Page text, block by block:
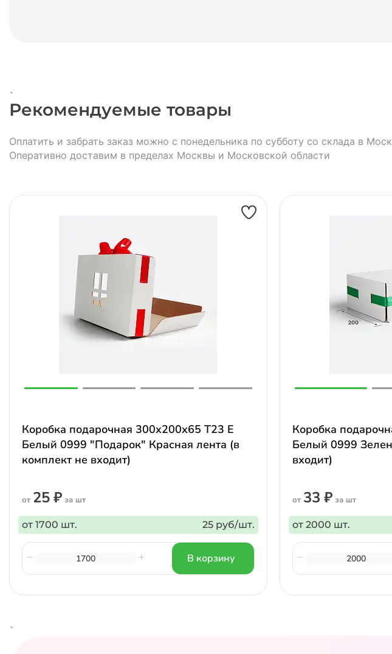
`
Рекомендуемые товары
Оплатить и забрать заказ можно с понедельника по субботу со склада в
Оперативно доставим в пределах Москвы и Московской области
Коробка подарочная 300х200х65 Т23 E
Белый 0999 "Подарок" Красная лента (в
комплект не входит)
от 25 ₽ за шт
от 1700 шт. 25 руб/шт.
В корзину
Коробка
Белый 0999
входит)
от 33 ₽за шт
от 2000 шт.
`